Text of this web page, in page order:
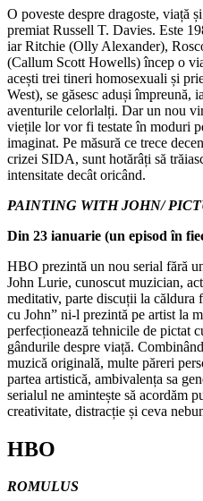
O poveste despre dragoste, viață
premiat Russell T. Davies. Este
iar Ritchie (Olly Alexander),
(Callum Scott Howells) încep o
acești trei tineri homosexuali și
West), se găsesc aduși împreună,
aventurile celorlalți. Dar un nou
viețile lor vor fi testate în moduri
imaginat. Pe măsură ce trece
crizei SIDA, sunt hotărâți să
intensitate decât oricând.
PAINTING WITH JOHN/
Din 23 ianuarie (un episod în
HBO prezintă un nou serial fără
John Lurie, cunoscut muzician,
meditativ, parte discuții la căldura
cu John” ni-l prezintă pe artist la
perfecționează tehnicile de pictat
gândurile despre viață.
muzică originală, multe păreri
partea artistică, ambivalența sa
serialul ne amintește să acordăm
creativitate, distracție și ceva
HBO
ROMULUS